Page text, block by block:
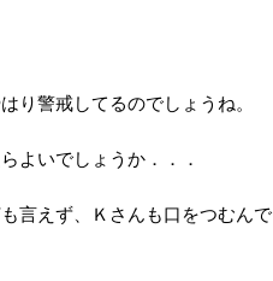
り警戒してるのでしょうね。
よいでしょうか．．．
言えず、Ｋさんも口をつむんで